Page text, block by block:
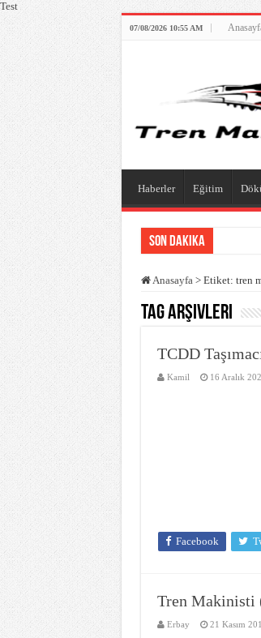
Test
07/08/2026 10:55 AM
Haberler Eğitim
Son Dakika
High Speed TrainING 4.
Demiryolu Mühendisler
High Speed Mapdar
Körfez Ulaştırma Raylı
Anasayfa > Etiket: tren
Tag Arşivleri
TCDD
Kamil 16 Aralık
Facebook
Tren Makinisti
Erbay 21 Kasım